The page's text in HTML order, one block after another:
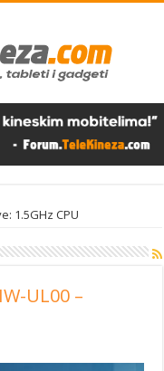
1.5GHz CPU
UL00 –